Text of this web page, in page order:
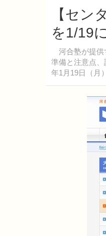
【セン
を1/19
河合塾が提供
準備と注意点
年1月19日（月